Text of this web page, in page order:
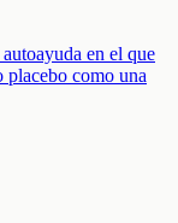
en el que
placebo como una